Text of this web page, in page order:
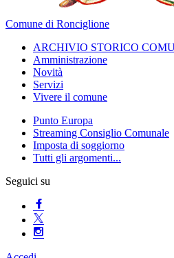
Comune di Ronciglione
ARCHIVIO STORICO
Amministrazione
Novità
Servizi
Vivere il comune
Punto Europa
Streaming Consiglio Comunale
Imposta di soggiorno
Tutti gli argomenti...
Seguici su